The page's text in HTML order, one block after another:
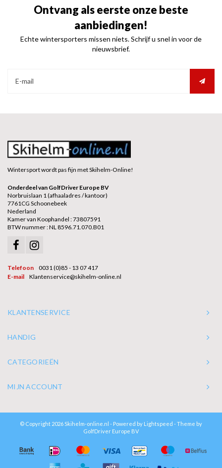
Ontvang als eerste onze beste
aanbiedingen!
Echte wintersporters missen niets. Schrijf u snel in voor de
nieuwsbrief.
Wintersport wordt pas fijn met Skihelm-Online!
Onderdeel van GolfDriver Europe BV
Norbruislaan 1 (afhaaladres / kantoor)
7761CG Schoonebeek
Nederland
Kamer van Koophandel : 73807591
BTW nummer : NL 8596.71.070.B01
Telefoon
0031 (0)85 - 13 07 417
E-mail
Klantenservice@skihelm-online.nl
KLANTENSERVICE
HANDIG
CATEGORIEËN
MIJN ACCOUNT
© Copyright 2026 Skihelm-online.nl - Powered by Lightspeed - Theme by
GolfDriver Europe BV